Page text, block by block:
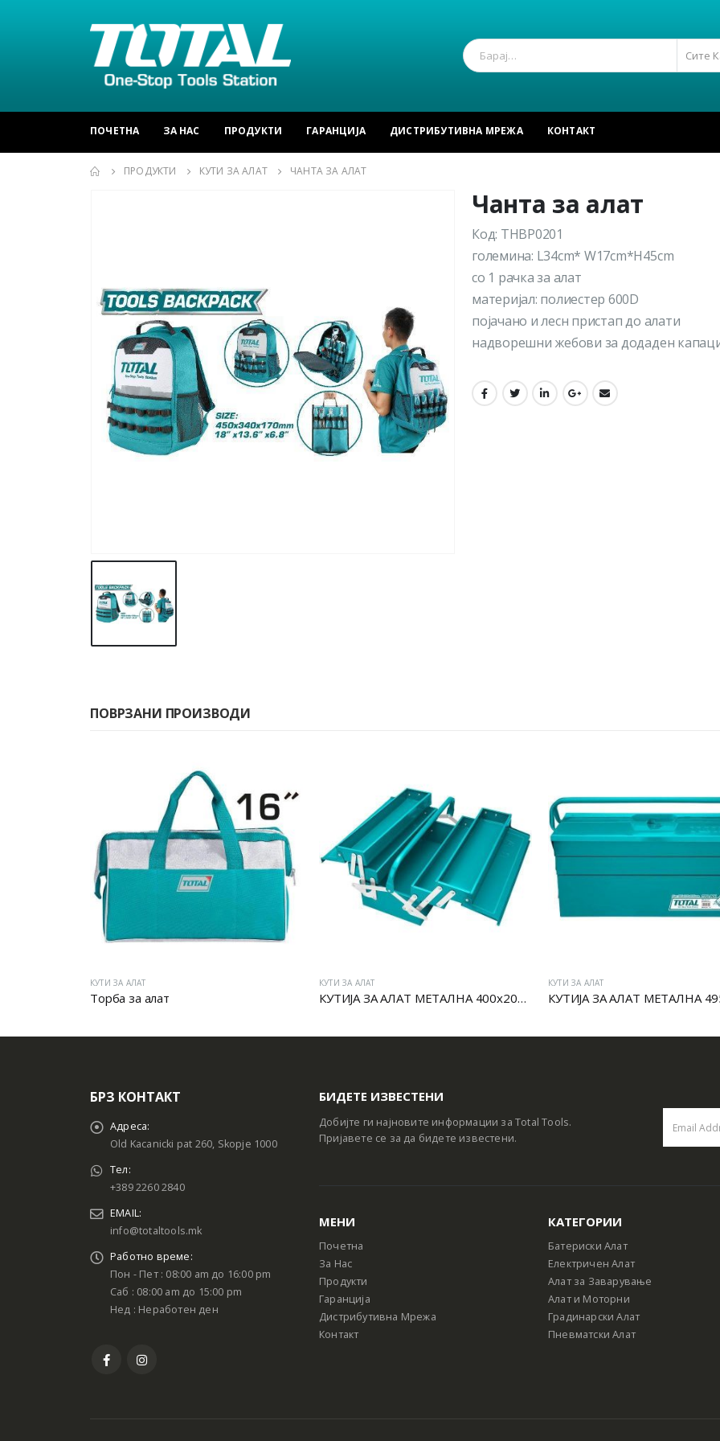
Сите
ПОЧЕТНА ЗА НАС ПРОДУКТИ ГАРАНЦИЈА ДИСТРИБУТИВНА МРЕЖА КОНТАКТ
ПРОДУКТИ КУТИ ЗА АЛАТ ЧАНТА ЗА АЛАТ
Чанта за алат
Код: THBP0201
големина: L34cm* W17cm*H45cm
со 1 рачка за алат
материјал: полиестер 600D
појачано и лесн пристап до алати
надворешни жебови за додаден
ПОВРЗАНИ ПРОИЗВОДИ
КУТИ ЗА АЛАТ
Торба за алат
КУТИ ЗА АЛАТ
КУТИЈА ЗА АЛАТ МЕТАЛНА 400x200x195
КУТИ ЗА АЛАТ
БРЗ КОНТАКТ
Адреса:
Old Kacanicki pat 260, Skopje 1000
Тел:
+389 2260 2840
EMAIL:
info@totaltools.mk
Работно време:
Пон - Пет : 08:00 am до 16:00 pm
Саб : 08:00 am до 15:00 pm
Нед : Неработен ден
БИДЕТЕ ИЗВЕСТЕНИ
Добијте ги најновите информации за Total Tools.
Пријавете се за да бидете известени.
МЕНИ
Почетна
За Нас
Продукти
Гаранција
Дистрибутивна Мрежа
Контакт
КАТЕГОРИИ
Батериски Алат
Електричен Алат
Алат за Заварување
Алат и Моторни
Градинарски Алат
Пневматски Алат